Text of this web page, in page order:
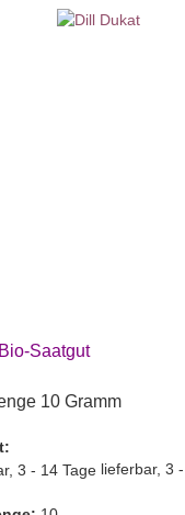
Saatgut
10 Gramm
lieferbar, 3